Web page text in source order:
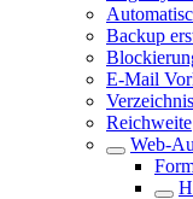
Backup
E-Mail
Reichweite
Web-